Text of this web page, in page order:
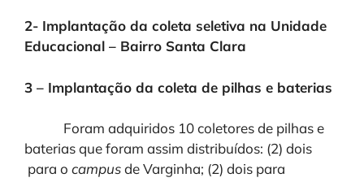
2- Implantação da coleta seletiva na Unidade
Educacional – Bairro Santa Clara
3 – Implantação da coleta de pilhas e baterias
Foram adquiridos 10 coletores de pilhas e
baterias que foram assim distribuídos: (2) dois
para o campusde Varginha; (2) dois para